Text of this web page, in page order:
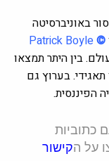
באוניברסיטה
Patrick Boyle
בין היתר תמצאו
בערוץ גם
הפיננסית.
ה קישור